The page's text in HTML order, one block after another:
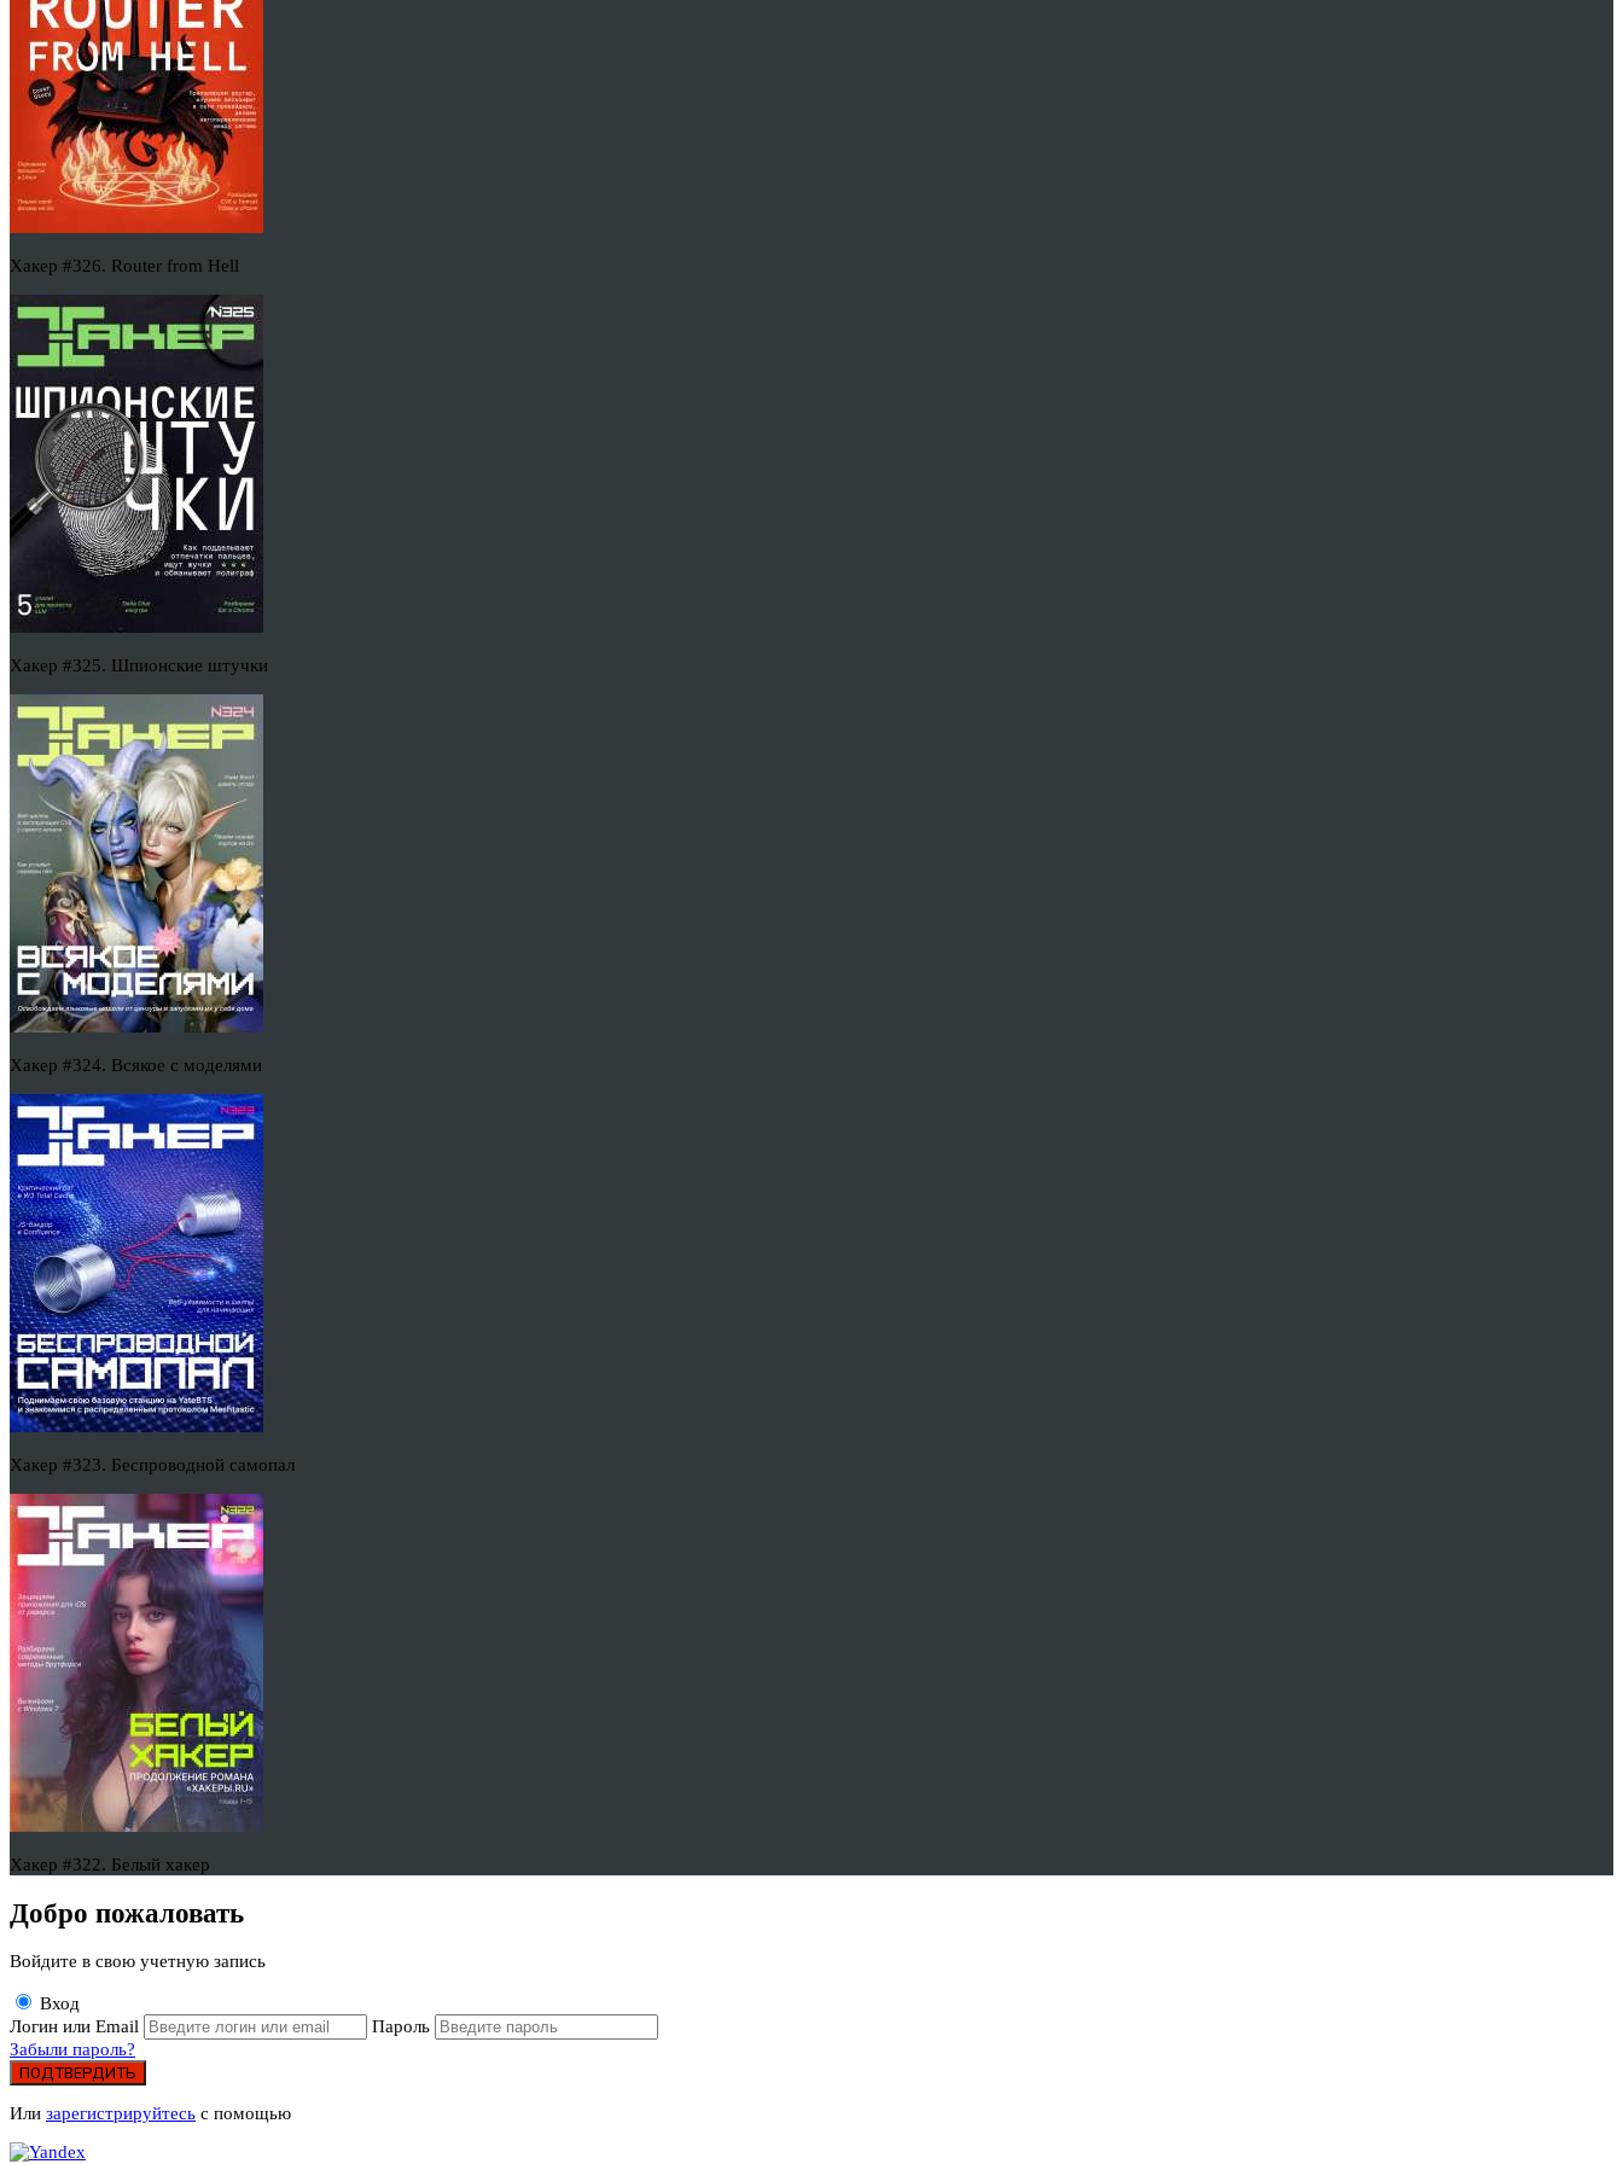
Хакер #326. Router from Hell
Хакер #325. Шпионские штучки
Хакер #324. Всякое с моделями
Хакер #323. Беспроводной самопал
Хакер #322. Белый хакер
Добро пожаловать
Войдите в свою учетную запись
Вход
Логин или Email
Пароль
Забыли пароль?
ПОДТВЕРДИТЬ
Или зарегистрируйтесь с помощью